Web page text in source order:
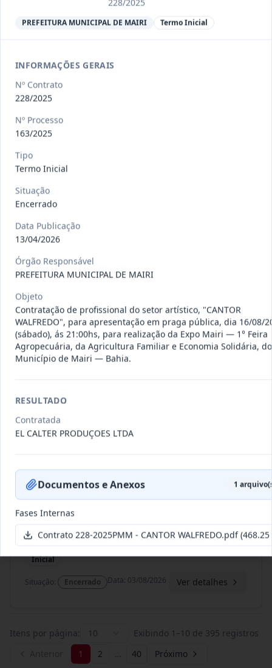
Inicial
contrato a contratação de emp
Situação
012-
2023
Termo
Inicial
para apresentação musi
Situação: Encerrado
011-
2023
Termo
Inicial
Contratação de empresa especializada
Situação: Encerrado Data 04/08/2026 Ver detalhes
010-
2023
Termo
Inicial
Constitui o objeto do presente
009-
2023
Inicial
Contratação de pessoa jurídica para
prestação de serviços de...
Situação: Encerrado Data: 03/08/2026 Ver detalhes
Itens por página: 10 Exibindo 1 –10 de 395 registros
1 2 … 40 Próximo
228/2025
PREFEITURA MUNICIPAL DE MAIRI Termo Inicial
INFORMAÇÕES GERAIS
Nº Contrato
228/2025
Nº Processo
163/2025
Tipo
Termo Inicial
Situação
Encerrado
Data Publicação
13/04/2026
Órgão Responsável
PREFEITURA MUNICIPAL DE MAIRI
Objeto
Contratação de profissional do setor artístico, "CANTOR
WALFREDO", para apresentação em praga pública, dia 16/08/
(sábado), ás 21:00hs, para realização da Expo Mairi — 1° Feira
Agropecuária, da Agricultura Familiar e Economia Solidária, do
Município de Mairi — Bahia.
RESULTADO
Contratada
EL CALTER PRODUÇOES LTDA
Documentos e Anexos 1
Fases Internas
Contrato 228-2025PMM - CANTOR WALFREDO.pdf(468.25